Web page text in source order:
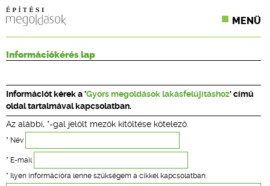
MENÜ
CPR TERMÉKKIÍRÁS
ÉPÍTÉSI JOG
ONLINE KÉPZÉSEK
TERVEZÉSI SEGÉDLETEK
Információkérés lap
Információt kérek a 'Gyors megoldások lakásfelújításhoz' című
oldal tartalmával kapcsolatban.
Az alábbi, *-gal jelölt mezők kitöltése kötelező.
* Név
* E-mail
* Ilyen információra lenne szükségem a cikkel kapcsolatban: